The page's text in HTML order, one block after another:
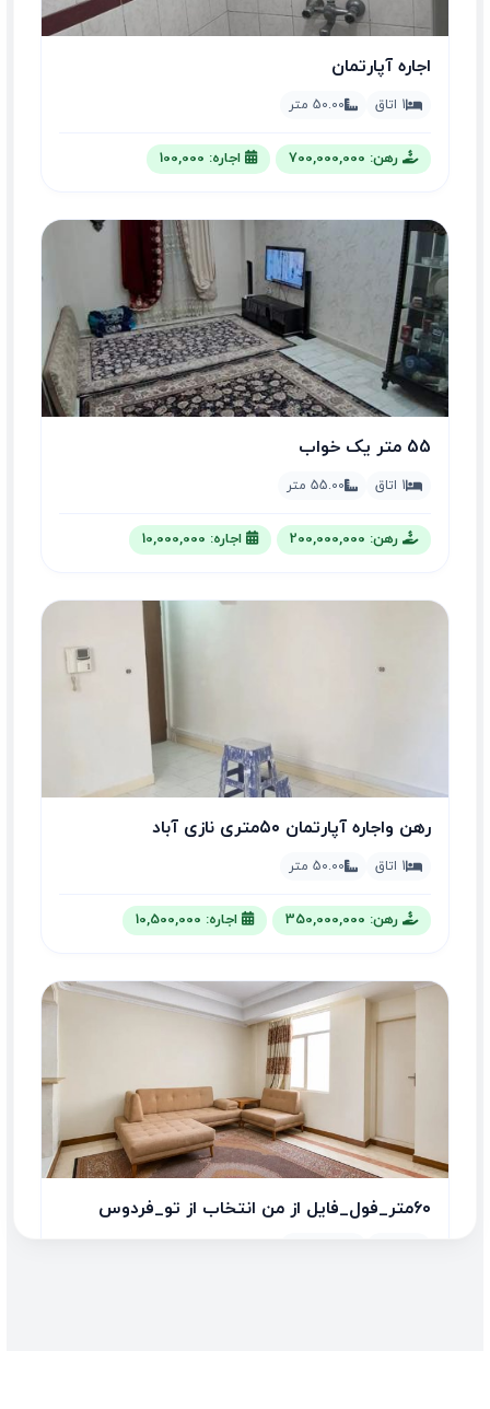
اجاره آپارتمان
1 اتاق 50.00 متر
رهن: 700,000,000 اجاره: 100,000
55 متر یک خواب
1 اتاق 55.00 متر
رهن: 200,000,000 اجاره: 10,000,000
رهن واجاره آپارتمان ۵۰متری نازی آباد
1 اتاق 50.00 متر
رهن: 350,000,000 اجاره: 10,500,000
۶۰متر_فول_فایل از من انتخاب از تو_فردوس